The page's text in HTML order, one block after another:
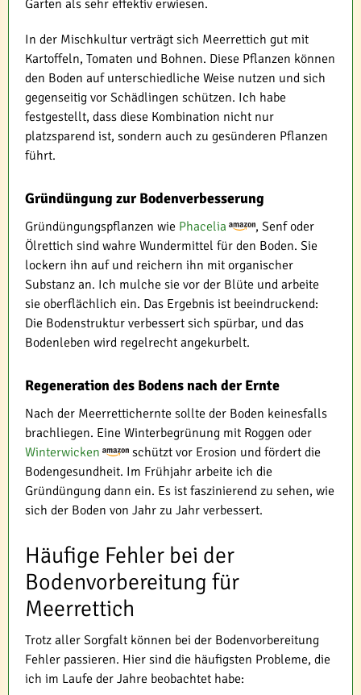
Garten als sehr effektiv erwiesen.
In der Mischkultur verträgt sich Meerrettich gut mit
Kartoffeln, Tomaten und Bohnen. Diese Pflanzen können
den Boden auf unterschiedliche Weise nutzen und sich
gegenseitig vor Schädlingen schützen. Ich habe
festgestellt, dass diese Kombination nicht nur
platzsparend ist, sondern auch zu gesünderen Pflanzen
führt.
Gründüngung zur Bodenverbesserung
Gründüngungspflanzen wie Phacelia
, Senf oder
Ölrettich sind wahre Wundermittel für den Boden. Sie
lockern ihn auf und reichern ihn mit organischer
Substanz an. Ich mulche sie vor der Blüte und arbeite
sie oberflächlich ein. Das Ergebnis ist beeindruckend:
Die Bodenstruktur verbessert sich spürbar, und das
Bodenleben wird regelrecht angekurbelt.
Regeneration des Bodens nach der Ernte
Nach der Meerrettichernte sollte der Boden keinesfalls
brachliegen. Eine Winterbegrünung mit Roggen oder
Winterwicken
schützt vor Erosion und fördert die
Bodengesundheit. Im Frühjahr arbeite ich die
Gründüngung dann ein. Es ist faszinierend zu sehen, wie
sich der Boden von Jahr zu Jahr verbessert.
Häufige Fehler bei der
Bodenvorbereitung für
Meerrettich
Trotz aller Sorgfalt können bei der Bodenvorbereitung
Fehler passieren. Hier sind die häufigsten Probleme, die
ich im Laufe der Jahre beobachtet habe: